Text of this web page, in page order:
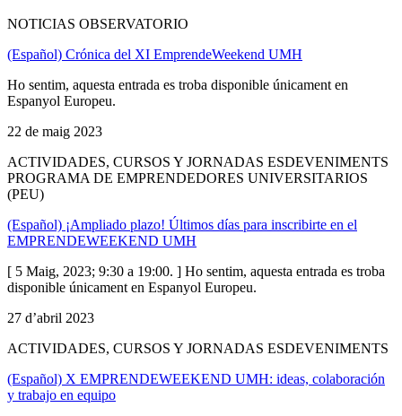
NOTICIAS OBSERVATORIO
(Español) Crónica del XI EmprendeWeekend UMH
Ho sentim, aquesta entrada es troba disponible únicament en
Espanyol Europeu.
22 de maig 2023
ACTIVIDADES, CURSOS Y JORNADAS ESDEVENIMENTS
PROGRAMA DE EMPRENDEDORES UNIVERSITARIOS
(PEU)
(Español) ¡Ampliado plazo! Últimos días para inscribirte en el
EMPRENDEWEEKEND UMH
[ 5 Maig, 2023; 9:30 a 19:00. ] Ho sentim, aquesta entrada es troba
disponible únicament en Espanyol Europeu.
27 d’abril 2023
ACTIVIDADES, CURSOS Y JORNADAS ESDEVENIMENTS
(Español) X EMPRENDEWEEKEND UMH: ideas, colaboración
y trabajo en equipo